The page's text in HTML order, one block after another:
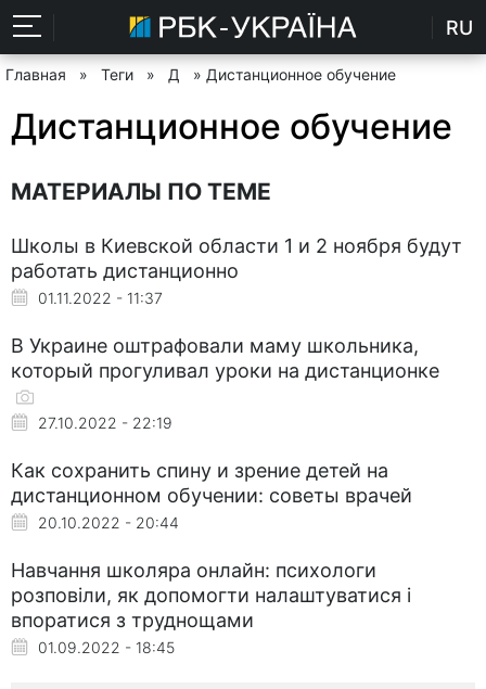
RU
Главная » Теги » Д » Дистанционное обучение
Дистанционное обучение
МАТЕРИАЛЫ ПО ТЕМЕ
Школы в Киевской области 1 и 2 ноября будут
работать дистанционно
01.11.2022 - 11:37
В Украине оштрафовали маму школьника,
который прогуливал уроки на дистанционке
27.10.2022 - 22:19
Как сохранить спину и зрение детей на
дистанционном обучении: советы врачей
20.10.2022 - 20:44
Навчання школяра онлайн: психологи
розповіли, як допомогти налаштуватися і
впоратися з труднощами
01.09.2022 - 18:45